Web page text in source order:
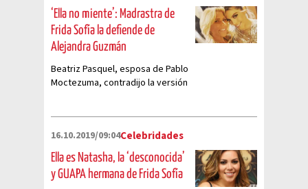
‘Ella no miente’: Madrastra de
Frida Sofía la defiende de
Alejandra Guzmán
Beatriz Pasquel, esposa de Pablo
Moctezuma, contradijo la versión
16.10.2019/09:04Celebridades
Ella es Natasha, la ‘desconocida’
y GUAPA hermana de Frida Sofía